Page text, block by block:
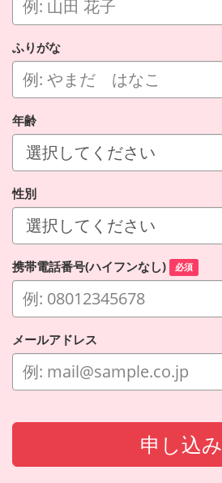
ふりがな
年齢
性別
携帯電話番号(ハイフンなし) 必須
メールアドレス
申し込み